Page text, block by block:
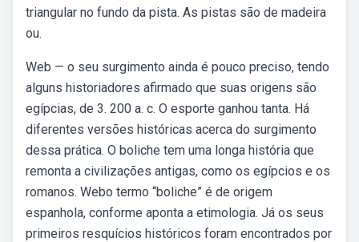
triangular no fundo da pista. As pistas são de madeira
ou.
Web — o seu surgimento ainda é pouco preciso, tendo
alguns historiadores afirmado que suas origens são
egípcias, de 3. 200 a. c. O esporte ganhou tanta. Há
diferentes versões históricas acerca do surgimento
dessa prática. O boliche tem uma longa história que
remonta a civilizações antigas, como os egípcios e os
romanos. Webo termo “boliche” é de origem
espanhola, conforme aponta a etimologia. Já os seus
primeiros resquícios históricos foram encontrados por